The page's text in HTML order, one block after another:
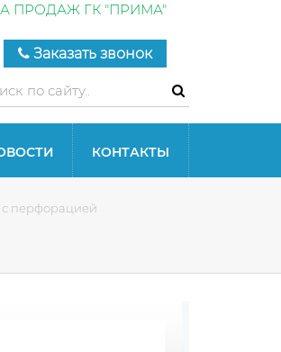
ПРОДАЖ ГК "ПРИМА"
Заказать звонок
КОНТАКТЫ
с перфорацией